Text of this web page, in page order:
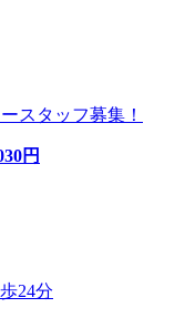
スタッフ募集！
円
24分